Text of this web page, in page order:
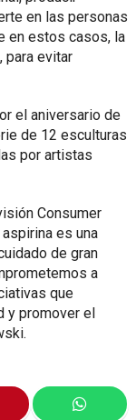
en las personas
en estos casos, la
para evitar
el aniversario de
de 12 esculturas
por artistas
Consumer
es una
de gran
a
que
y promover el